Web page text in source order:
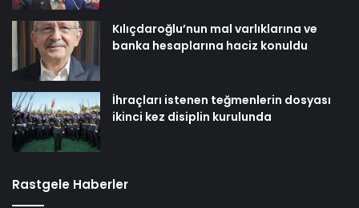
Kılıçdaroğlu’nun mal varlıklarına ve
banka hesaplarına haciz konuldu
İhraçları istenen teğmenlerin dosyası
ikinci kez disiplin kurulunda
Rastgele Haberler